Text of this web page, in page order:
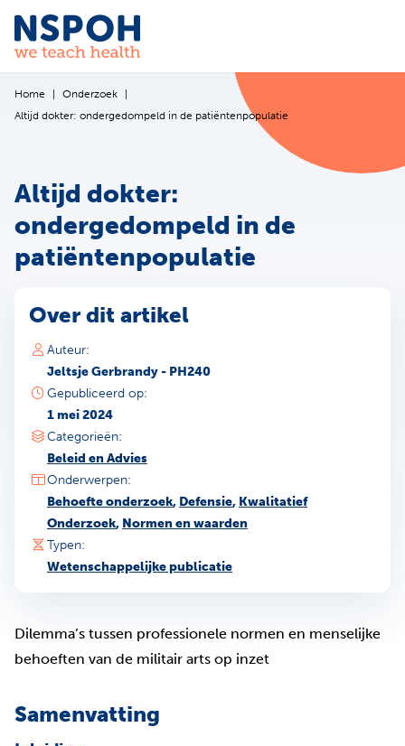
Ga naar de inhoud
Home
Onderzoek
Altijd dokter: ondergedompeld in de patiëntenpopulatie
Altijd dokter:
ondergedompeld in de
patiëntenpopulatie
Over dit artikel
Auteur:
Jeltsje Gerbrandy - PH240
Gepubliceerd op:
1 mei 2024
Categorieën:
Beleid en Advies
Onderwerpen:
Behoefte onderzoek, Defensie, Kwalitatief
Onderzoek, Normen en waarden
Typen:
Wetenschappelijke publicatie
Dilemma’s tussen professionele normen en menselijke
behoeften van de militair arts op inzet
Samenvatting